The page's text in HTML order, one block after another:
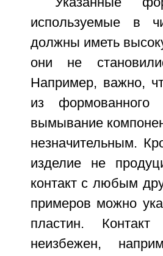
используемые в
должны иметь
они не
Например, важно,
из
вымывание
незначительным.
изделие не
контакт с любым
примеров можно
пластин.
неизбежен,